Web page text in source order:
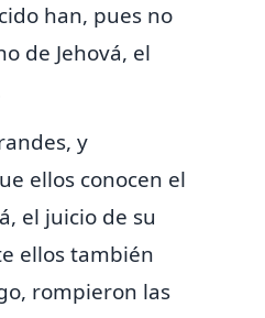
han, pues no
de Jehová, el
y
ellos conocen el
el juicio de su
ellos también
rompieron las